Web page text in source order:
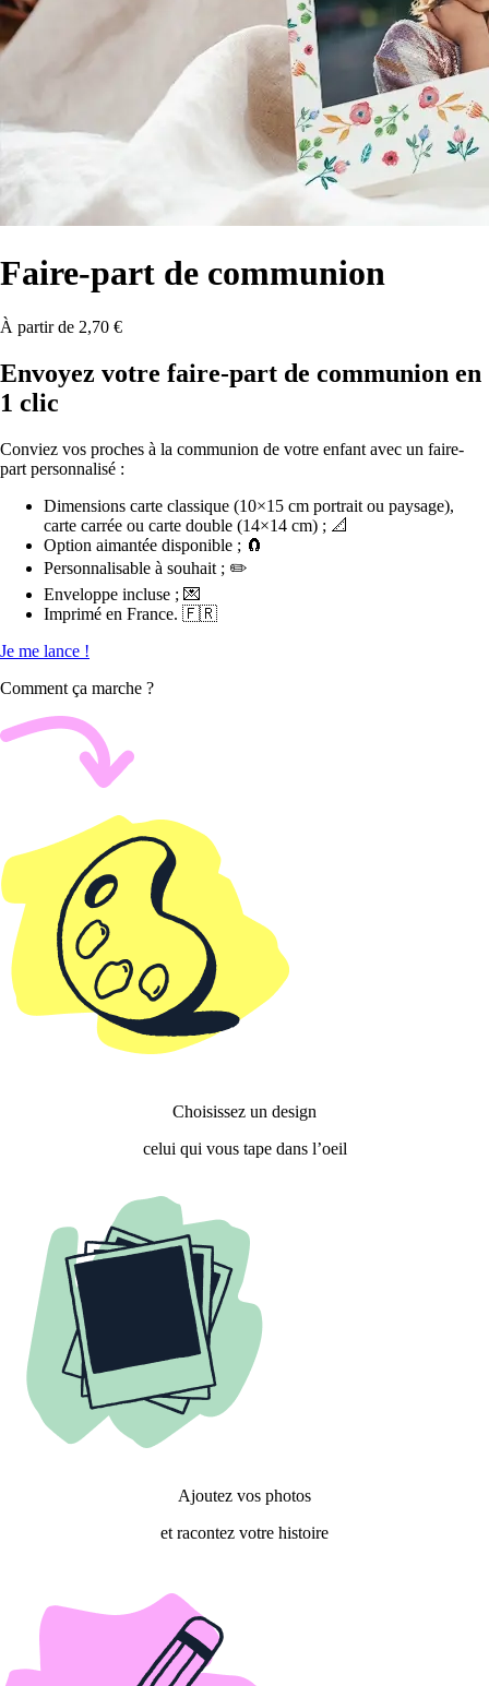
Faire-part de communion
À partir de 2,70 €
Envoyez votre faire-part de communion en
1 clic
Conviez vos proches à la communion de votre enfant avec un faire-
part personnalisé :
Dimensions carte classique (10×15 cm portrait ou paysage),
carte carrée ou carte double (14×14 cm) ; 📐
Option aimantée disponible ; 🧲
Personnalisable à souhait ; ✏️
Enveloppe incluse ; 💌
Imprimé en France. 🇫🇷
Je me lance !
Comment ça marche ?
Choisissez un design
celui qui vous tape dans l’oeil
Ajoutez vos photos
et racontez votre histoire